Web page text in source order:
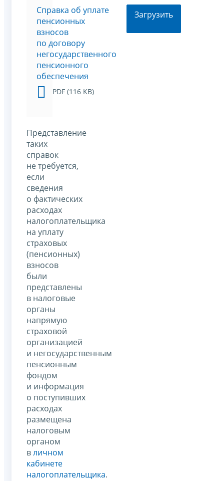
Cправка об уплате
пенсионных
взносов
по договору
негосударственного
пенсионного
обеспечения
PDF (116 KB)
Загрузить
Представление
таких
справок
не требуется,
если
сведения
о фактических
расходах
налогоплательщика
на уплату
страховых
(пенсионных)
взносов
были
представлены
в налоговые
органы
напрямую
страховой
организацией
и негосударственным
пенсионным
фондом
и информация
о поступивших
расходах
размещена
налоговым
органом
вличном
кабинете
налогоплательщика.